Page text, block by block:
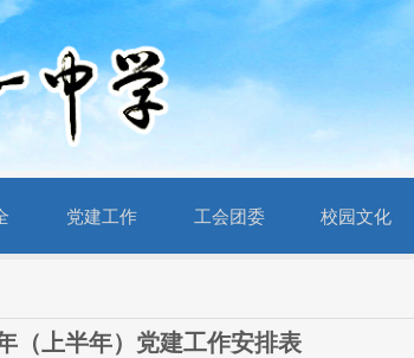
党建工作 工会团委 校园文化
（上半年）党建工作安排表